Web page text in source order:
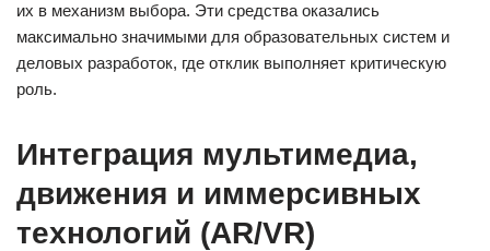
их в механизм выбора. Эти средства оказались
максимально значимыми для образовательных систем и
деловых разработок, где отклик выполняет критическую
роль.
Интеграция мультимедиа,
движения и иммерсивных
технологий (AR/VR)